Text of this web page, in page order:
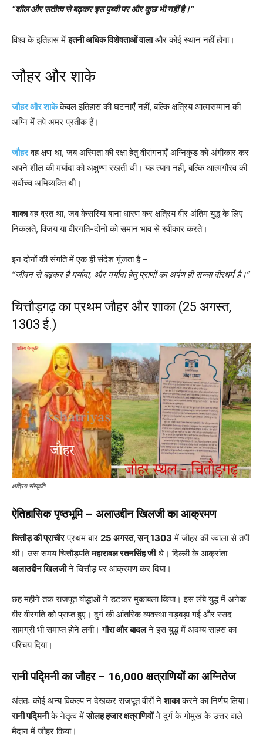
“शील और सतीत्व से बढ़कर इस पृथ्वी पर और कुछ भी नहीं है।”
विश्व के इतिहास मेंइतनी अधिक विशेषताओं वालाऔर कोई स्थान नहीं होगा।
जौहर और शाके
जौहर और शाकेकेवल इतिहास की घटनाएँ नहीं, बल्कि क्षत्रिय आत्मसम्मान की
अग्नि में तपे अमर प्रतीक हैं।
जौहर वह क्षण था, जब अस्मिता की रक्षा हेतु वीरांगनाएँ अग्निकुंड को अंगीकार कर
अपने शील की मर्यादा को अक्षुण्ण रखती थीं। यह त्याग नहीं, बल्कि आत्मगौरव की
सर्वोच्च अभिव्यक्ति थी।
शाकावह व्रत था, जब केसरिया बाना धारण कर क्षत्रिय वीर अंतिम युद्ध के लिए
निकलते, विजय या वीरगति-दोनों को समान भाव से स्वीकार करते।
इन दोनों की संगति में एक ही संदेश गूंजता है –
“जीवन से बढ़कर है मर्यादा, और मर्यादा हेतु प्राणों का अर्पण ही सच्चा वीरधर्म है।”
चित्तौड़गढ़ का प्रथम जौहर और शाका (25 अगस्त,
1303 ई.)
क्षत्रिय संस्कृति
ऐतिहासिक पृष्ठभूमि – अलाउद्दीन खिलजी का आक्रमण
चित्तौड़ की प्राचीरप्रथम बार 25 अगस्त, सन् 1303 में जौहर की ज्वाला से तपी
थी। उस समय चित्तौड़पतिमहारावल रतनसिंह जीथे। दिल्ली के आक्रांता
अलाउद्दीन खिलजीने चित्तौड़ पर आक्रमण कर दिया।
छह महीने तक राजपूत योद्धाओं ने डटकर मुकाबला किया। इस लंबे युद्ध में अनेक
वीर वीरगति को प्राप्त हुए। दुर्ग की आंतरिक व्यवस्था गड़बड़ा गई और रसद
सामग्री भी समाप्त होने लगी।गौरा और बादलने इस युद्ध में अदम्य साहस का
परिचय दिया।
रानी पद्मिनी का जौहर – 16,000 क्षत्राणियों का अग्नितेज
अंततः कोई अन्य विकल्प न देखकर राजपूत वीरों नेशाकाकरने का निर्णय लिया।
रानी पद्मिनीके नेतृत्व मेंसोलह हजार क्षत्राणियोंने दुर्ग के गोमुख के उत्तर वाले
मैदान में जौहर किया।